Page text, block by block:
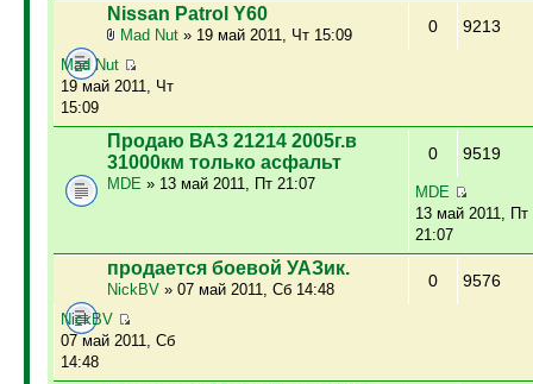
Nissan Patrol Y60
Mad Nut» 19 май 2011, Чт 15:09 0 9213
Mad Nut
19 май 2011, Чт
15:09
Продаю ВАЗ 21214 2005г.в
31000км только асфальт
MDE » 13 май 2011, Пт 21:07
0 9519
MDE
13 май 2011, Пт
21:07
продается боевой УАЗик.
NickBV» 07 май 2011, Сб 14:48 0 9576
NickBV
07 май 2011, Сб
14:48